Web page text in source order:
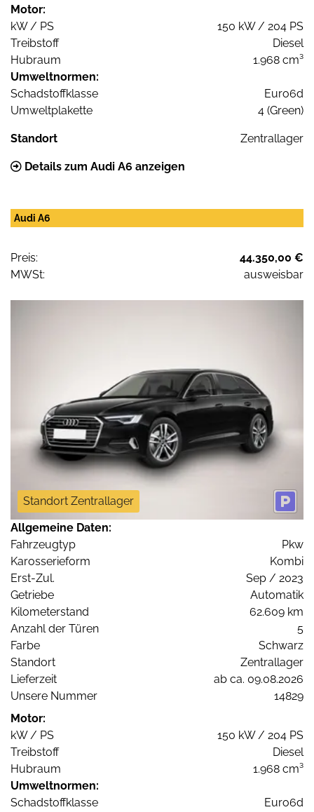
Motor:
kW / PS
150 kW / 204 PS
Treibstoff
Diesel
Hubraum
1.968 cm³
Umweltnormen:
Schadstoffklasse
Euro6d
Umweltplakette
4 (Green)
Standort Zentrallager
Details zum Audi A6 anzeigen
Audi A6
Preis:
44.350,00 €
MWSt:
ausweisbar
Standort Zentrallager
Allgemeine Daten:
Fahrzeugtyp
Pkw
Karosserieform
Kombi
Erst-Zul.
Sep / 2023
Getriebe
Automatik
Kilometerstand
62.609 km
Anzahl der Türen
5
Farbe
Schwarz
Standort
Zentrallager
Lieferzeit
ab ca. 09.08.2026
Unsere Nummer
14829
Motor:
kW / PS
150 kW / 204 PS
Treibstoff
Diesel
Hubraum
1.968 cm³
Umweltnormen:
Schadstoffklasse
Euro6d